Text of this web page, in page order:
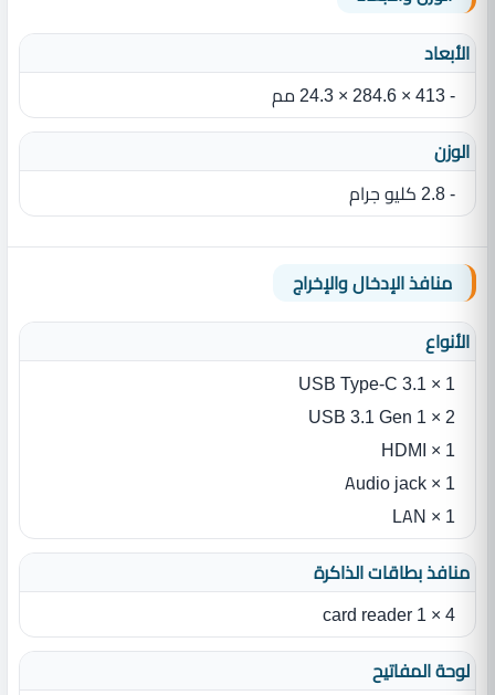
الأبعاد
- 413 × 284.6 × 24.3 مم
الوزن
- 2.8 كليو جرام
منافذ الإدخال والإخراج
الأنواع
1 × USB Type-C 3.1
2 × USB 3.1 Gen 1
1 × HDMI
1 × Audio jack
1 × LAN
منافذ بطاقات الذاكرة
4 × 1 card reader
لوحة المفاتيح